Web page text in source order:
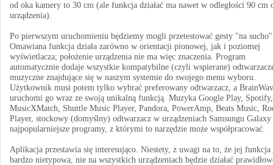
od oka kamery to 30 cm (ale funkcja działać ma nawet w odległości 90 cm
urządzenia).
Po pierwszym uruchomieniu będziemy mogli przetestować gesty "na
Omawiana funkcja działa zarówno w orientacji pionowej, jak i poziomej
wyświetlacza; położenie urządzenia nie ma więc znaczenia. Program
automatycznie dodaje wszystkie kompatybilne (czyli wspierane)
muzyczne znajdujące się w naszym systemie do swojego menu wyboru.
Użytkownik musi potem tylko wybrać preferowany odtwarzacz, a
uruchomi go wraz ze swoją unikalną funkcją. Muzyka Google Play, Spotify,
MusicXMatch, Shuttle Music Player, Pandora, PowerAmp, Beats Music,
Player, stockowy (domyślny) odtwarzacz w urządzeniach Samsungu
najpopularniejsze programy, z którymi to narzędzie może współpracować.
Aplikacja przestawia się interesująco. Niestety, z uwagi na to, że jej funkcja
bardzo nietypowa, nie na wszystkich urządzeniach będzie działać